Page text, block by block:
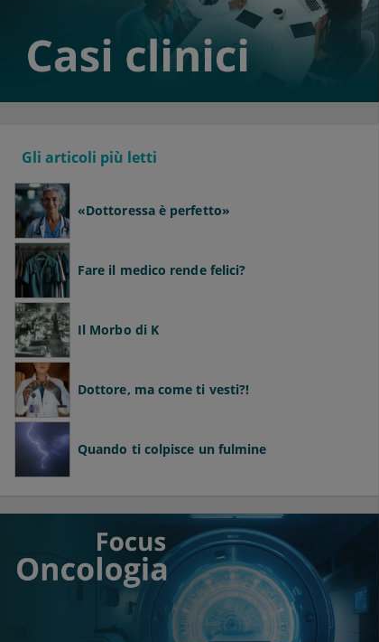
Gli articoli più letti
«Dottoressa è perfetto»
Fare il medico rende felici?
Il Morbo di K
Dottore, ma come ti vesti?!
Quando ti colpisce un fulmine